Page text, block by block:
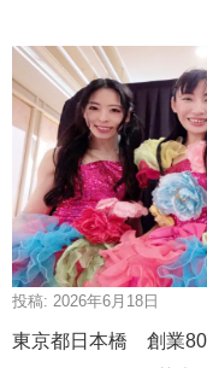
投稿: 2026年6月18日
東京都日本橋 創業80